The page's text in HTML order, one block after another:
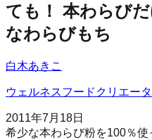
ても！ 本わらび
なわらびもち
白木あきこ
ウェルネスフードクリエー
2011年7月18日
希少な本わらび粉を100％